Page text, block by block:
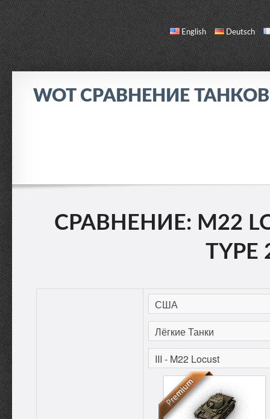
English Deutsch
WOT СРАВНЕНИЕ
О НАС / ОБРАТНАЯ СВЯЗЬ
СРАВНЕНИЕ: M22
TYPE